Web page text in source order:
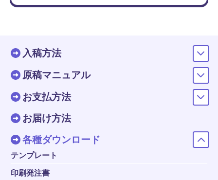
入稿方法
原稿マニュアル
お支払方法
お届け方法
各種ダウンロード
テンプレート
印刷発注書